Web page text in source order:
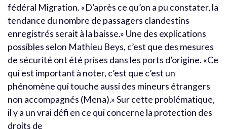
fédéral Migration. «D’après ce qu’on a pu constater, la
tendance du nombre de passagers clandestins
enregistrés serait à la baisse.» Une des explications
possibles selon Mathieu Beys, c’est que des mesures
de sécurité ont été prises dans les ports d’origine. «Ce
qui est important à noter, c’est que c’est un
phénomène qui touche aussi des mineurs étrangers
non accompagnés (Mena).» Sur cette problématique,
il y a un vrai défi en ce qui concerne la protection des
droits de